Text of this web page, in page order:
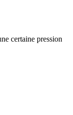
certaine pression